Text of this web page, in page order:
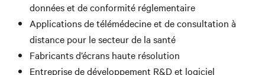
données et de conformité réglementaire
Applications de télémédecine et de consultation à
distance pour le secteur de la santé
Fabricants d’écrans haute résolution
Entreprise de développement R&D et logiciel